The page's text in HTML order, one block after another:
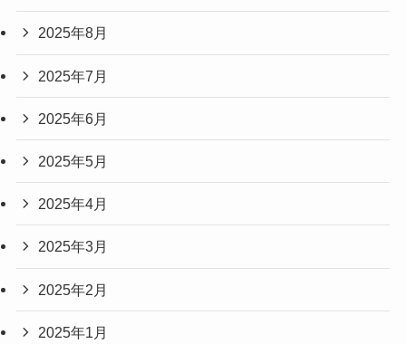
2025年8月
2025年7月
2025年6月
2025年5月
2025年4月
2025年3月
2025年2月
2025年1月